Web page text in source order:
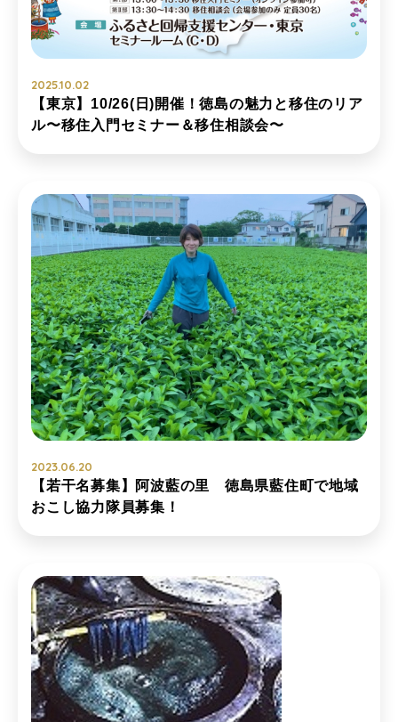
2025.10.02
【東京】10/26(日)開催！徳島の魅力と移住のリア
ル〜移住入門セミナー＆移住相談会〜
2023.06.20
【若干名募集】阿波藍の里 徳島県藍住町で地域
おこし協力隊員募集！